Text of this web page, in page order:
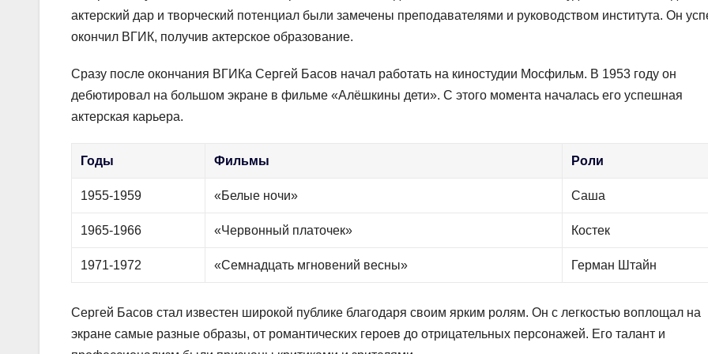
актерский дар и творческий потенциал были замечены преподавателями и руководством института. Он
окончил ВГИК, получив актерское образование.
Сразу после окончания ВГИКа Сергей Басов начал работать на киностудии Мосфильм. В 1953 году он
дебютировал на большом экране в фильме «Алёшкины дети». С этого момента началась его успешная
актерская карьера.
Годы Фильмы Роли
1955-1959 «Белые ночи» Саша
1965-1966 «Червонный платочек» Костек
1971-1972 «Семнадцать мгновений весны» Герман Штайн
Сергей Басов стал известен широкой публике благодаря своим ярким ролям. Он с легкостью воплощал на
экране самые разные образы, от романтических героев до отрицательных персонажей. Его талант и